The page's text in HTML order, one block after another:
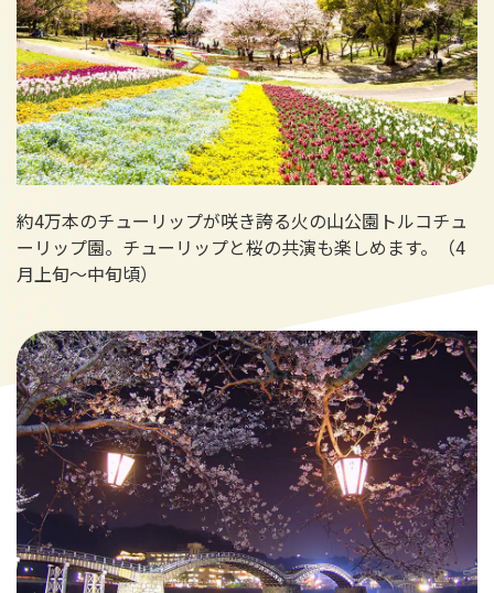
約4万本のチューリップが咲き誇る火の山公園トルコチュ
ーリップ園。チューリップと桜の共演も楽しめます。（4
月上旬～中旬頃）